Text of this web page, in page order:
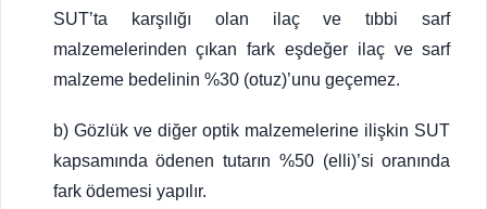
SUT’ta karşılığı olan ilaç ve tıbbi sarf
malzemelerinden çıkan fark eşdeğer ilaç ve sarf
malzeme bedelinin %30 (otuz)’unu geçemez.
b) Gözlük ve diğer optik malzemelerine ilişkin SUT
kapsamında ödenen tutarın %50 (elli)’si oranında
fark ödemesi yapılır.